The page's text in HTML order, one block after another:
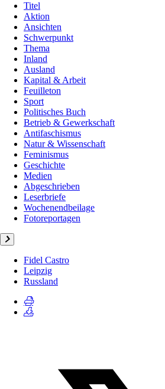
Titel
Aktion
Ansichten
Schwerpunkt
Thema
Inland
Ausland
Kapital & Arbeit
Feuilleton
Sport
Politisches Buch
Betrieb & Gewerkschaft
Antifaschismus
Natur & Wissenschaft
Feminismus
Geschichte
Medien
Abgeschrieben
Leserbriefe
Wochenendbeilage
Fotoreportagen
Fidel Castro
Leipzig
Russland